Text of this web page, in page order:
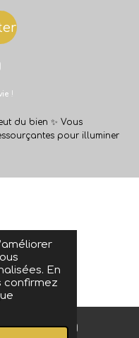
En
confirmez
!
du bien ✨ Vous
pour illuminer